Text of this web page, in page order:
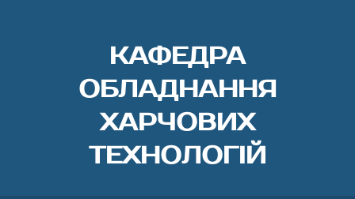
КАФЕДРА
ОБЛАДНАННЯ
ХАРЧОВИХ
ТЕХНОЛОГІЙ